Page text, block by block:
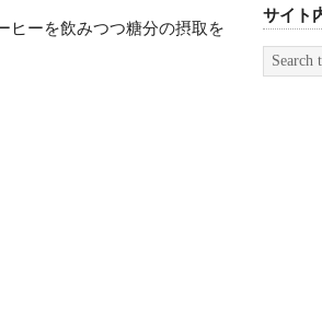
ヒーを飲みつつ糖分の摂取を
サイト